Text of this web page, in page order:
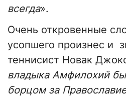
всегда».
Очень откровенные
усопшего произнес и
теннисист Новак
владыка Амфилохий
борцом за